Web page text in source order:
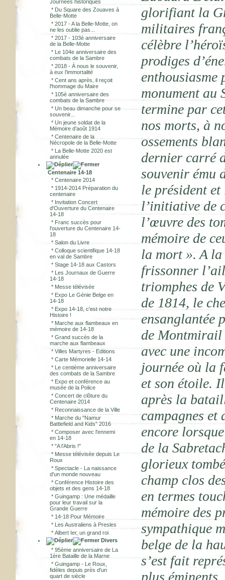
Journées historiques
* Du Square des Zouaves à
Belle-Motte
* 2017 - A la Belle-Motte, on
ne les oublie pas...
* 2017 - 103è anniversaire
de la Belle-Motte
* Le 104e anniversaire des
combats de la Sambre
* 2018 - À nous le souvenir,
à eux l’immortalité
* Cent ans après, il reçoit
l'hommage du Maire
* 105è anniversaire des
combats de la Sambre
* Un beau dimanche pour se
souvenir...
* Un jeune soldat de la
Mémoire d’août 1914
* Centenaire de la
Nécropole de la Belle-Motte
* La Belle-Motte 2020 est
annulée
Centenaire 14-18
* Centenaire 2014
* 1914-2014 Préparation du
centenaire
* Invitation Concert
d'Ouverture du Centenaire
14-18
* Franc succès pour
l'ouverture du Centenaire 14-
18
* Salon du Livre
* Colloque scientifique 14-18
en val de Sambre
* Stage 14-18 aux Castors
* Les Journaux de Guerre
14-18
* Messe télévisée
* Expo Le Génie Belge en
14-18
* Expo 14-18, c'est notre
Histoire !
* Marche aux flambeaux en
mémoire de 14-18
* Grand succès de la
marche aux flambeaux
* Villes Martyres - Editions
* Carte Mémorielle 14-14
* Le centième anniversaire
des combats de la Sambre
* Expo et conférence au
musée de la Police
* Concert de clôture du
Centenaire 2014
* Reconnaissance de la Ville
* Marche du "Namur
Battlefield and Kids" 2016
* Composer avec l'ennemi
en 14-18
* "A l'Abris !"
* Messe télévisée depuis Le
Roux
* Spectacle - La naissance
d'un monde nouveau
* Conférence Histoire des
objets et des gens 14-18
* Guingamp : Une médaille
pour leur travail sur la
Grande Guerre
* 14-18 Pour Mémoire
* Les Australiens à Presles
* Albert Ier, un grand roi
Divers
* 95ème anniversaire de La
1ère Bataille de la Marne
* Guingamp - Le Roux,
fidèles depuis près d'un
quart de siècle
glorifiant la
militaires
célèbre
prodiges
enthousiasme
monument au
termine par
nos morts, à
ossements
dernier carré
souvenir ému
le président et
l’initiative de
l’œuvre des
mémoire de
la mort ». A la
frissonner
triomphes de
de 1814, le
ensanglantée
de Montmirail
avec une
journée où la
et son étoile.
après la
campagnes et
encore
de la
glorieux
champ clos
en termes
mémoire des
sympathique
belge de la
s’est fait
plus